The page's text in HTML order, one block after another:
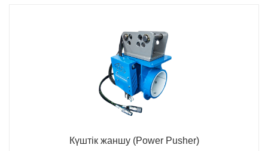
Күштік жаншу (Power Pusher)